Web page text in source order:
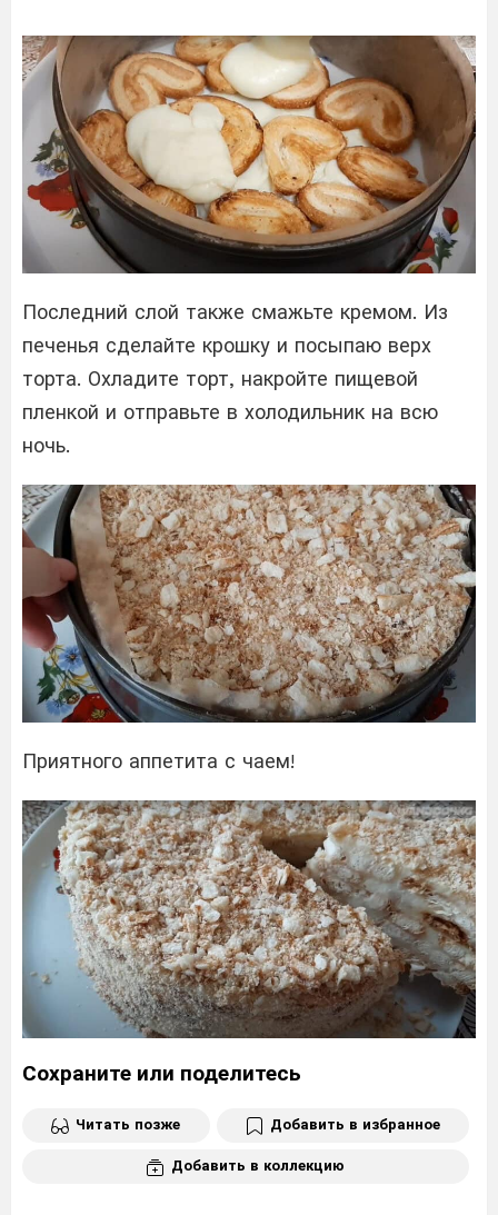
Последний слой также смажьте кремом. Из
печенья сделайте крошку и посыпаю верх
торта. Охладите торт, накройте пищевой
пленкой и отправьте в холодильник на всю
ночь.
Приятного аппетита с чаем!
Сохраните или поделитесь
Читать позже Добавить в избранное
Добавить в коллекцию